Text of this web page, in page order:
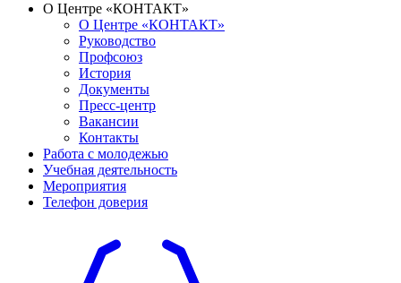
О Центре «КОНТАКТ»
О Центре «КОНТАКТ»
Руководство
Профсоюз
История
Документы
Пресс-центр
Вакансии
Контакты
Работа с молодежью
Учебная деятельность
Мероприятия
Телефон доверия